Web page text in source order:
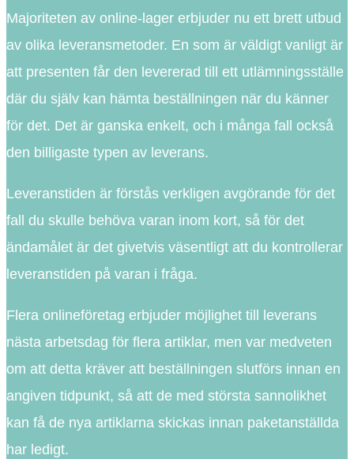
Majoriteten av online-lager erbjuder nu ett brett utbud
av olika leveransmetoder. En som är väldigt vanligt är
att presenten får den levererad till ett utlämningsställe
där du själv kan hämta beställningen när du känner
för det. Det är ganska enkelt, och i många fall också
den billigaste typen av leverans.
Leveranstiden är förstås verkligen avgörande för det
fall du skulle behöva varan inom kort, så för det
ändamålet är det givetvis väsentligt att du kontrollerar
leveranstiden på varan i fråga.
Flera onlineföretag erbjuder möjlighet till leverans
nästa arbetsdag för flera artiklar, men var medveten
om att detta kräver att beställningen slutförs innan en
angiven tidpunkt, så att de med största sannolikhet
kan få de nya artiklarna skickas innan paketanställda
har ledigt.